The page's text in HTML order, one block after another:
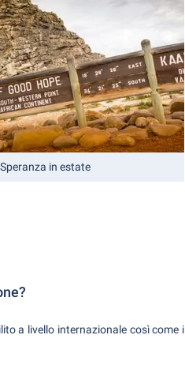
in estate
a livello internazionale così come i